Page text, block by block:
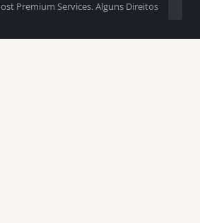
Premium Services. Alguns Direitos